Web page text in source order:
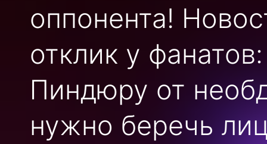
оппонента!
отклик у
Пиндюру от
нужно беречь